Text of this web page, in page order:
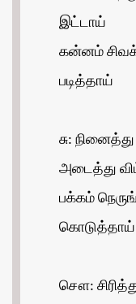
இட்டாய்
கன்னம்
படித்தாய்
சு:
அடைத்து
பக்கம்
கொடுத்தாய்
சௌ: